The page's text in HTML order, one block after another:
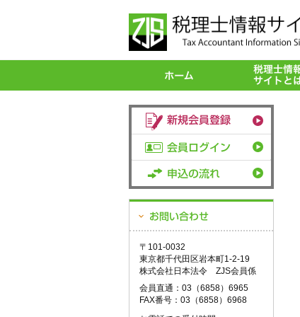
〒101-0032
東京都千代田区岩本町1-2-19
株式会社日本法令 ZJS会員係
会員直通：03（6858）6965
FAX番号：03（6858）6968